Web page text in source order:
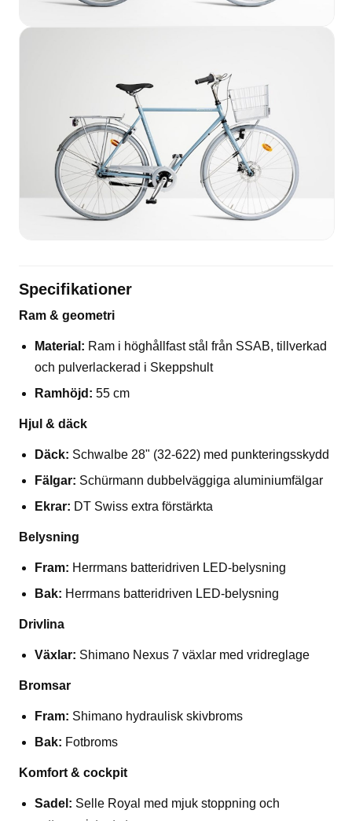
Specifikationer
Ram & geometri
Material: Ram i höghållfast stål från SSAB, tillverkad
och pulverlackerad i Skeppshult
Ramhöjd: 55 cm
Hjul & däck
Däck: Schwalbe 28" (32-622) med punkteringsskydd
Fälgar: Schürmann dubbelväggiga aluminiumfälgar
Ekrar: DT Swiss extra förstärkta
Belysning
Fram: Herrmans batteridriven LED-belysning
Bak: Herrmans batteridriven LED-belysning
Drivlina
Växlar: Shimano Nexus 7 växlar med vridreglage
Bromsar
Fram: Shimano hydraulisk skivbroms
Bak: Fotbroms
Komfort & cockpit
Sadel: Selle Royal med mjuk stoppning och